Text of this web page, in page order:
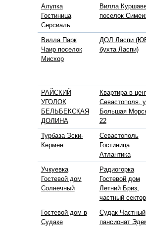
Алупка
Гостиница
Серсиаль
Вилла
поселок
Вилла Парк
Чаир поселок
Мисхор
ДОЛ Ласпи
бухта Ласпи)
РАЙСКИЙ
УГОЛОК
БЕЛЬБЕКСКАЯ
ДОЛИНА
Квартира в
Севастополя.
Большая
22
Турбаза Эски-
Кермен
Севастополь
Гостиница
Атлантика
Учкуевка
Гостевой дом
Солнечный
Радиогорка
Гостевой дом
Летний Бриз,
частный сектор
Гостевой дом в
Судаке
Судак Частный
пансионат